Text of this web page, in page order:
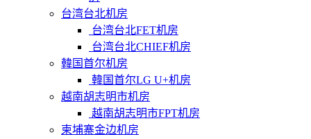
台湾台北机房
台湾台北FET机房
台湾台北CHIEF机房
韓国首尔机房
韓国首尔LG U+机房
越南胡志明市机房
越南胡志明市FPT机房
柬埔寨金边机房